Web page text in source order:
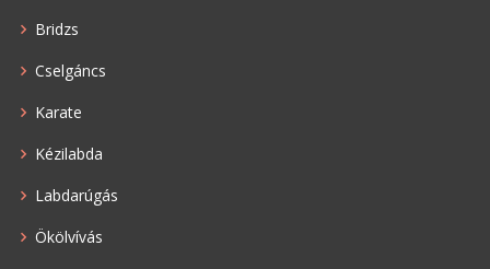
Bridzs
Cselgáncs
Karate
Kézilabda
Labdarúgás
Ökölvívás